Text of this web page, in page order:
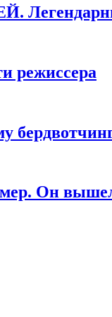
режиссера
Он